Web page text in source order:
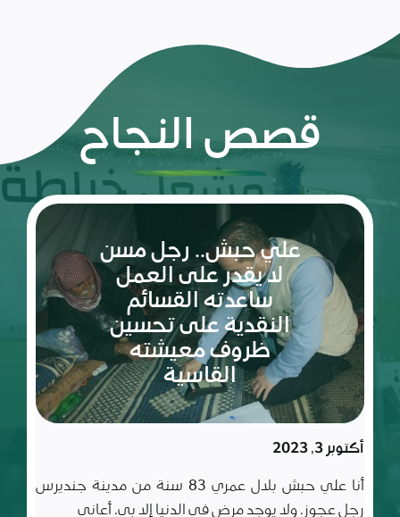
قصص النجاح
ريم:
شعلة
والإصرار
في عالم
مليء
بالتحديات
سبتمبر 10, 2023
ريم طفلة لم تكمل ربيعاها التاسع بعد، شعلة متوقدة
في العلم والأدب والأخلاق، تعيش مع أسرة تتألف من أب
وأم